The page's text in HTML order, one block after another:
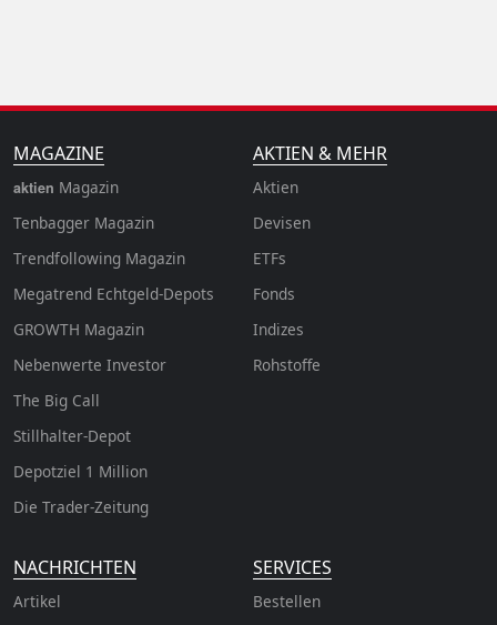
MAGAZINE
aktien Magazin
Tenbagger Magazin
Trendfollowing Magazin
Megatrend Echtgeld-Depots
GROWTH Magazin
Nebenwerte Investor
The Big Call
Stillhalter-Depot
Depotziel 1 Million
Die Trader-Zeitung
AKTIEN & MEHR
Aktien
Devisen
ETFs
Fonds
Indizes
Rohstoffe
NACHRICHTEN
Artikel
SERVICES
Bestellen